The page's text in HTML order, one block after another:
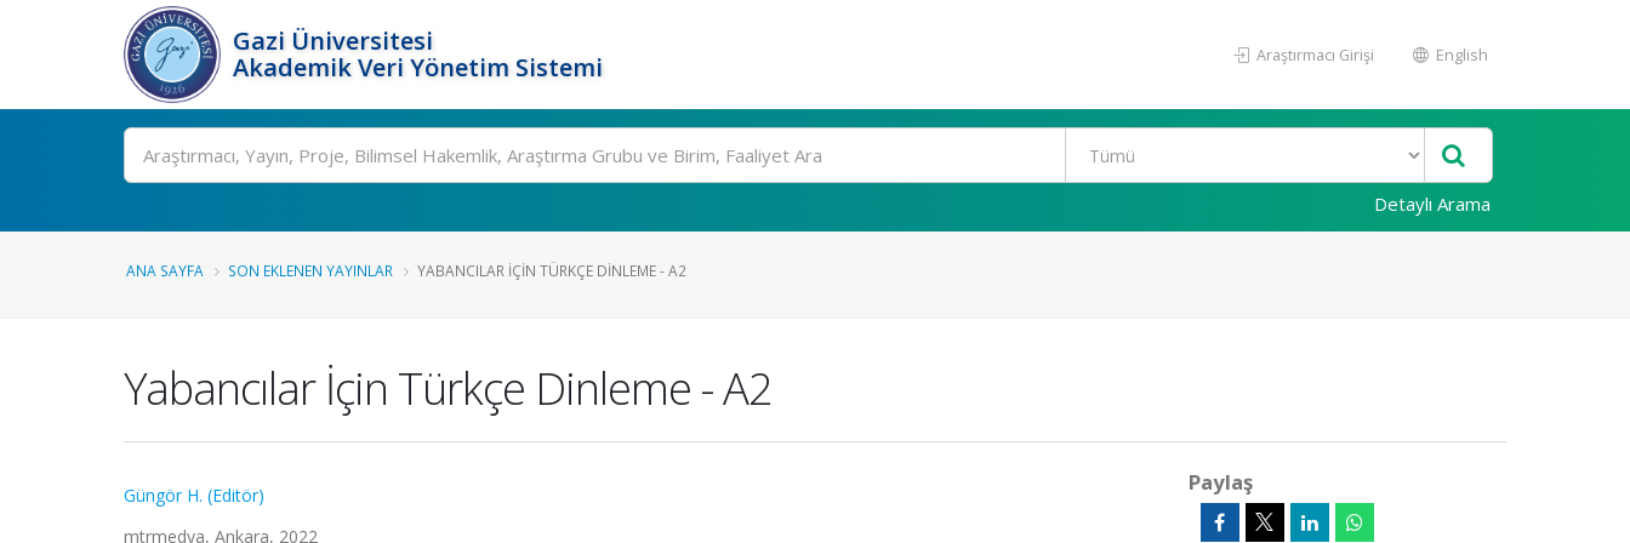
Gazi Üniversitesi
Akademik Veri Yönetim Sistemi
Araştırmacı Girişi English
Ara
Detaylı Arama
ANA SAYFA SON EKLENEN YAYINLAR YABANCILAR İÇIN TÜRKÇE DINLEME - A2
Yabancılar İçin Türkçe Dinleme - A2
Güngör H. (Editör)
mtrmedya, Ankara, 2022
Paylaş